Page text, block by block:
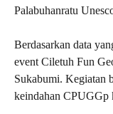
Palabuhanratu
Berdasarkan data
event Ciletuh Fun
Sukabumi. Kegiatan
keindahan CPUGGp